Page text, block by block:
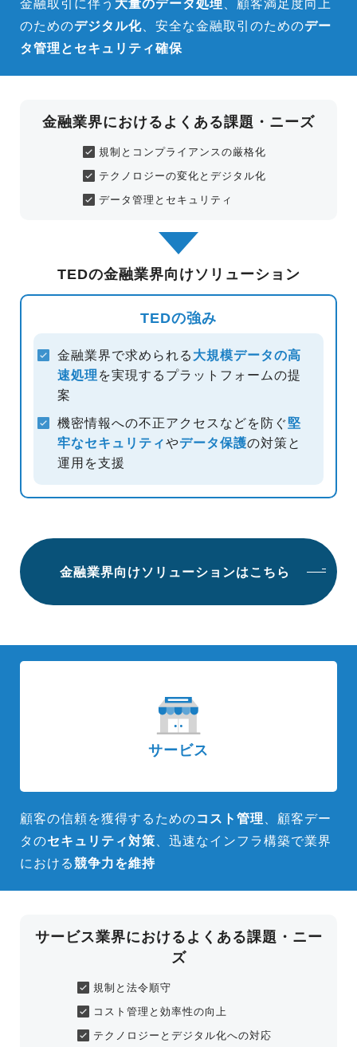
金融取引に伴う 大量のデータ処理
、顧客満足度向上
のためのデジタル化 、安全な金融取引のためのデー
タ管理とセキュリティ確保
金融業界におけるよくある課題・ニーズ
規制とコンプライアンスの厳格化
テクノロジーの変化とデジタル化
データ管理とセキュリティ
TEDの金融業界向けソリューション
TEDの強み
金融業界で求められる 大規模データの高
速処理 を実現する プラットフォームの提
案
機密情報への不正アクセスなどを防ぐ堅
牢なセキュリティやデータ保護の対策と
運用を支援
金融業界向けソリューションはこちら
サービス
顧客の信頼を獲得するためのコスト管理
、顧客デー
タのセキュリティ対策 、迅速なインフラ構築で業界
における競争力を維持
サービス業界におけるよくある課題・ニー
ズ
規制と法令順守
コスト管理と効率性の向上
テクノロジーとデジタル化への対応